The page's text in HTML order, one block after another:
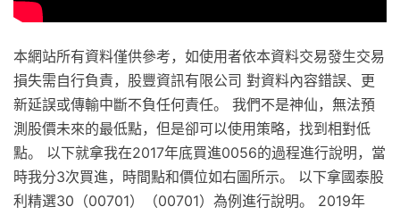
本網站所有資料僅供參考，如使用者依本資料交易發生交易
損失需自行負責，股豐資訊有限公司 對資料內容錯誤、更
新延誤或傳輸中斷不負任何責任。 我們不是神仙，無法預
測股價未來的最低點，但是卻可以使用策略，找到相對低
點。 以下就拿我在2017年底買進0056的過程進行說明，當
時我分3次買進，時間點和價位如右圖所示。 以下拿國泰股
利精選30（00701）（00701）為例進行說明。 2019年